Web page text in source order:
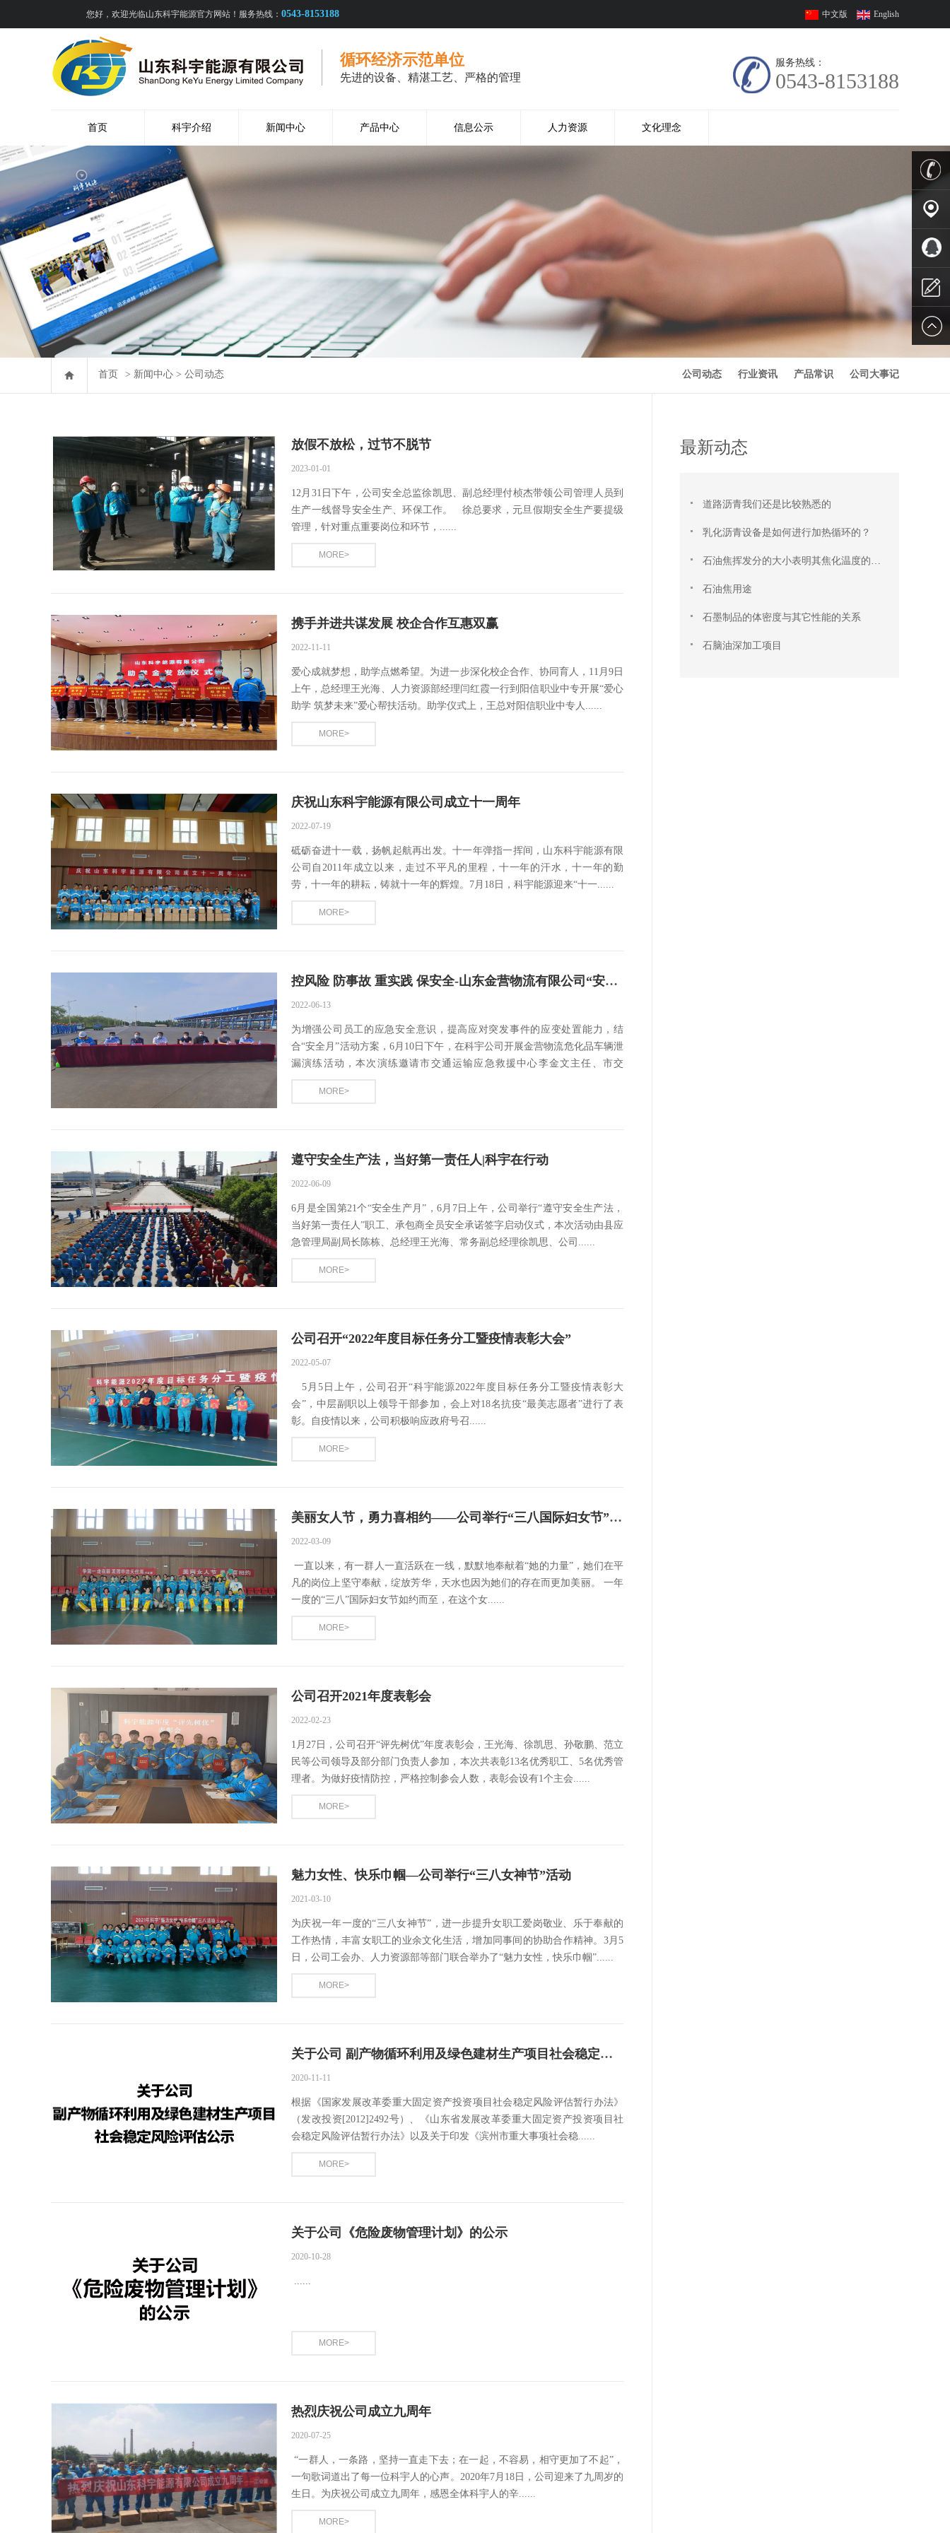
您好，欢迎光临山东科宇能源官方网站！服务热线： 0543-8153188 中文版 English
循环经济示范单位
先进的设备、精湛工艺、严格的管理
服务热线：
0543-8153188
首页 科宇介绍 新闻中心 产品中心 信息公示 人力资源 文化理念
联系我们
首页 > 新闻中心 > 公司动态 公司动态 行业资讯 产品常识 公司大事记
放假不放松，过节不脱节
2023-01-01
12月31日下午，公司安全总监徐凯思、副总经理付桢杰带领公司管理人员到
生产一线督导安全生产、环保工作。 徐总要求，元旦假期安全生产要提级
管理，针对重点重要岗位和环节，......
MORE>
携手并进共谋发展 校企合作互惠双赢
2022-11-11
爱心成就梦想，助学点燃希望。为进一步深化校企合作、协同育人，11月9日
上午，总经理王光海、人力资源部经理闫红霞一行到阳信职业中专开展“爱心
助学 筑梦未来”爱心帮扶活动。助学仪式上，王总对阳信职业中专人......
MORE>
庆祝山东科宇能源有限公司成立十一周年
2022-07-19
砥砺奋进十一载，扬帆起航再出发。十一年弹指一挥间，山东科宇能源有限
公司自2011年成立以来，走过不平凡的里程，十一年的汗水，十一年的勤
劳，十一年的耕耘，铸就十一年的辉煌。7月18日，科宇能源迎来“十一......
MORE>
控风险 防事故 重实践 保安全-山东金营物流有限公司“安全生...
2022-06-13
为增强公司员工的应急安全意识，提高应对突发事件的应变处置能力，结
合“安全月”活动方案，6月10日下午，在科宇公司开展金营物流危化品车辆泄
漏演练活动，本次演练邀请市交通运输应急救援中心李金文主任、市交
MORE>
遵守安全生产法，当好第一责任人|科宇在行动
2022-06-09
6月是全国第21个“安全生产月”，6月7日上午，公司举行“遵守安全生产法，
当好第一责任人”职工、承包商全员安全承诺签字启动仪式，本次活动由县应
急管理局副局长陈栋、总经理王光海、常务副总经理徐凯思、公司......
MORE>
公司召开“2022年度目标任务分工暨疫情表彰大会”
2022-05-07
5月5日上午，公司召开“科宇能源2022年度目标任务分工暨疫情表彰大
会”，中层副职以上领导干部参加，会上对18名抗疫“最美志愿者”进行了表
彰。自疫情以来，公司积极响应政府号召......
MORE>
美丽女人节，勇力喜相约——公司举行“三八国际妇女节”活动
2022-03-09
一直以来，有一群人一直活跃在一线，默默地奉献着“她的力量”，她们在平
凡的岗位上坚守奉献，绽放芳华，天水也因为她们的存在而更加美丽。 一年
一度的“三八”国际妇女节如约而至，在这个女......
MORE>
公司召开2021年度表彰会
2022-02-23
1月27日，公司召开“评先树优”年度表彰会，王光海、徐凯思、孙敬鹏、范立
民等公司领导及部分部门负责人参加，本次共表彰13名优秀职工、5名优秀管
理者。为做好疫情防控，严格控制参会人数，表彰会设有1个主会......
MORE>
魅力女性、快乐巾帼—公司举行“三八女神节”活动
2021-03-10
为庆祝一年一度的“三八女神节”，进一步提升女职工爱岗敬业、乐于奉献的
工作热情，丰富女职工的业余文化生活，增加同事间的协助合作精神。3月5
日，公司工会办、人力资源部等部门联合举办了“魅力女性，快乐巾帼”......
MORE>
关于公司 副产物循环利用及绿色建材生产项目社会稳定风险评估的...
2020-11-11
根据《国家发展改革委重大固定资产投资项目社会稳定风险评估暂行办法》
（发改投资[2012]2492号）、《山东省发展改革委重大固定资产投资项目社
会稳定风险评估暂行办法》以及关于印发《滨州市重大事项社会稳......
MORE>
关于公司《危险废物管理计划》的公示
2020-10-28
......
MORE>
热烈庆祝公司成立九周年
2020-07-25
“一群人，一条路，坚持一直走下去；在一起，不容易，相守更加了不起”，
一句歌词道出了每一位科宇人的心声。2020年7月18日，公司迎来了九周岁的
生日。为庆祝公司成立九周年，感恩全体科宇人的辛......
MORE>
最新动态
道路沥青我们还是比较熟悉的
乳化沥青设备是如何进行加热循环的？
石油焦挥发分的大小表明其焦化温度的高低
石油焦用途
石墨制品的体密度与其它性能的关系
石脑油深加工项目
0543-
8153178
联系地
QQ客服
在线留